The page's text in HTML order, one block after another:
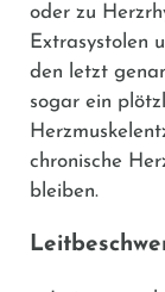
oder zu
Extrasystolen
den letzt
sogar ein
chronische
bleiben.